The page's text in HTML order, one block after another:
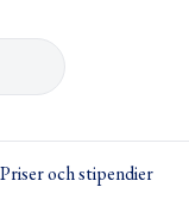
Priser och stipendier